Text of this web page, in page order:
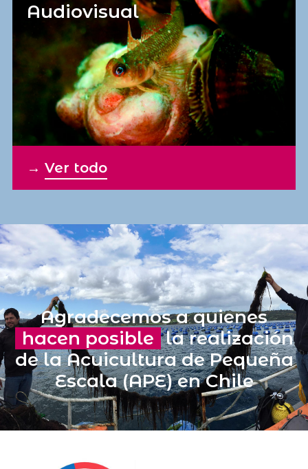
Audiovisual
→ Ver todo
Agradecemos a quienes
hacen posible la realización
de la Acuicultura de Pequeña
Escala (APE) en Chile